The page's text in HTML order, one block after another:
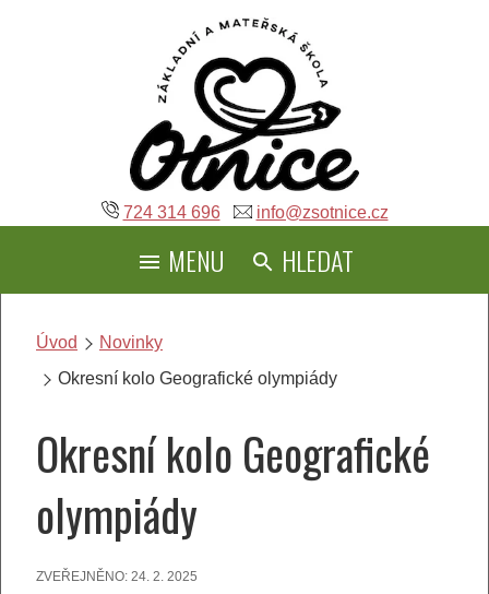
724 314 696 info@zsotnice.cz
MENU HLEDAT
Úvod
Novinky
Okresní kolo Geografické olympiády
Okresní kolo Geografické
olympiády
ZVEŘEJNĚNO: 24. 2. 2025